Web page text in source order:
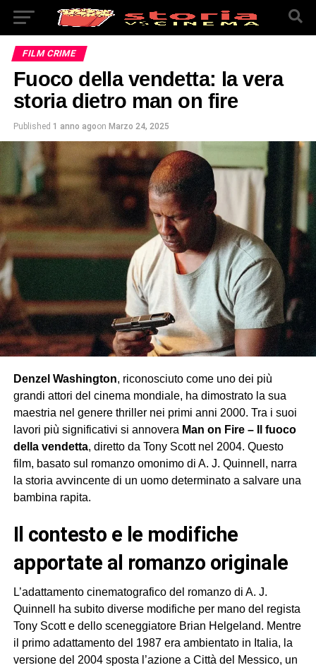
FILM CRIME
Fuoco della vendetta: la vera
storia dietro man on fire
Published 1 anno agoon Marzo 24, 2025
Denzel Washington, riconosciuto come uno dei più
grandi attori del cinema mondiale, ha dimostrato la sua
maestria nel genere thriller nei primi anni 2000. Tra i suoi
lavori più significativi si annovera Man on Fire – Il fuoco
della vendetta, diretto da Tony Scott nel 2004. Questo
film, basato sul romanzo omonimo di A. J. Quinnell, narra
la storia avvincente di un uomo determinato a salvare una
bambina rapita.
il contesto e le modifiche
apportate al romanzo originale
L’adattamento cinematografico del romanzo di A. J.
Quinnell ha subito diverse modifiche per mano del regista
Tony Scott e dello sceneggiatore Brian Helgeland. Mentre
il primo adattamento del 1987 era ambientato in Italia, la
versione del 2004 sposta l’azione a Città del Messico, un